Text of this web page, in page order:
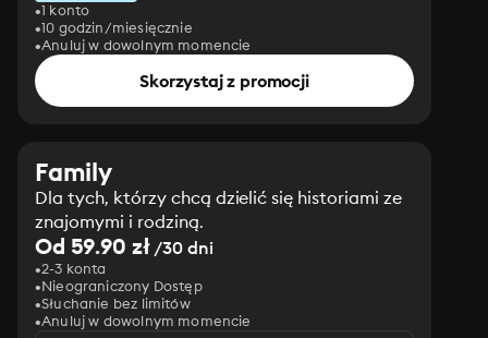
1 konto
10 godzin/miesięcznie
Anuluj w dowolnym momencie
Skorzystaj z promocji
Family
Dla tych, którzy chcą dzielić się historiami ze
znajomymi i rodziną.
Od 59.90 zł/30 dni
2-3 konta
Nieograniczony Dostęp
Słuchanie bez limitów
Anuluj w dowolnym momencie